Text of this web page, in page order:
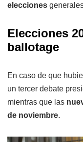
elecciones
Elecciones
ballotage
En caso de que
un tercer debate
mientras que las
de noviembre.